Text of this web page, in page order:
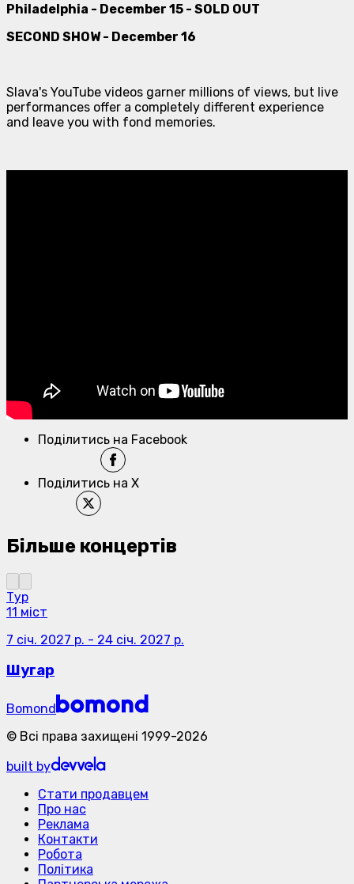
Philadelphia - December 15 - SOLD OUT
SECOND SHOW - December 16
Slava's YouTube videos garner millions of views, but live
performances offer a completely different experience
and leave you with fond memories.
Поділитись на Facebook
Поділитись на X
Більше концертів
Тур
11 міст
7 січ. 2027 р. - 24 січ. 2027 р.
Шугар
Bomond
© Всі права захищені 1999-2026
built by
Стати продавцем
Про нас
Реклама
Контакти
Робота
Політика